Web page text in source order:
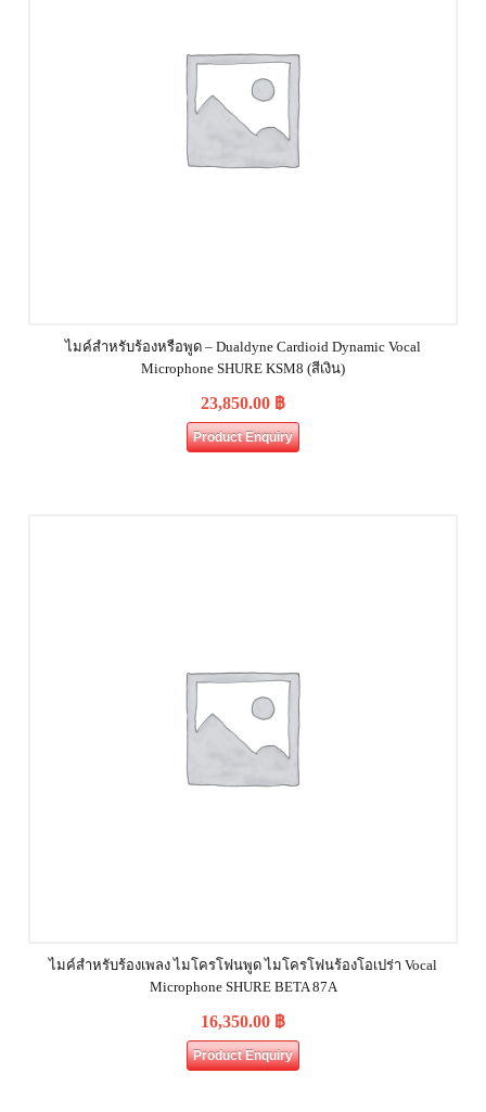
ไมค์สำหรับร้องหรือพูด – Dualdyne Cardioid Dynamic Vocal
Microphone SHURE KSM8 (สีเงิน)
23,850.00 ฿
Product Enquiry
ไมค์สำหรับร้องเพลง ไมโครโฟนพูด ไมโครโฟนร้องโอเปร่า Vocal
Microphone SHURE BETA 87A
16,350.00 ฿
Product Enquiry